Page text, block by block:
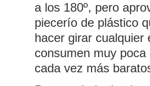
a los 180º, pero
piecerío de plástico
hacer girar
consumen muy
cada vez más